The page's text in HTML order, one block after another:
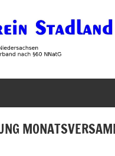
Stadland